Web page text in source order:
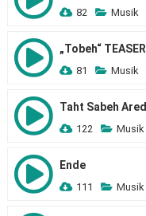
82 Musik
„Tobeh“ TEASER
81 Musik
Taht Sabeh Ared
122 Musik
Ende
111 Musik